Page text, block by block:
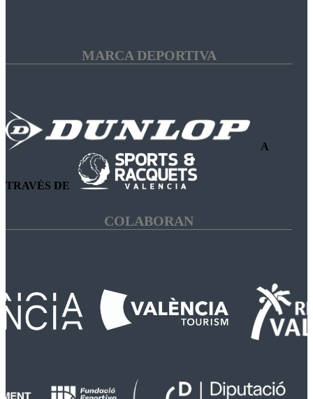
MARCA DEPORTIVA
A
TRAVÉS DE
COLABORAN